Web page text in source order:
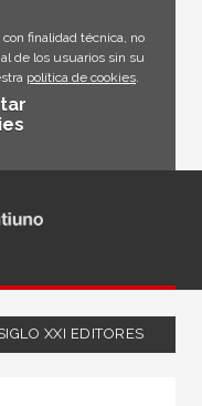
finalidad técnica, no
de los usuarios sin su
política de cookies.
XXI EDITORES